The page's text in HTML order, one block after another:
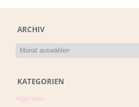
ARCHIV
KATEGORIEN
Allgemein